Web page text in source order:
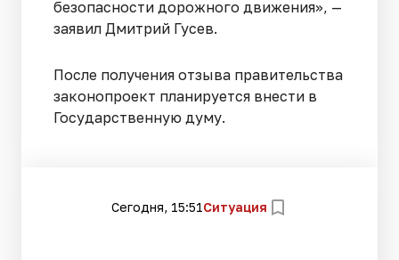
безопасности дорожного движения», —
заявил Дмитрий Гусев.
После получения отзыва правительства
законопроект планируется внести в
Государственную думу.
Сегодня, 15:51Ситуация